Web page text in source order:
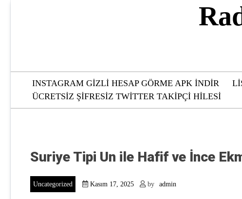
INSTAGRAM GIZLI HESAP GÖRME APK İNDIR
ÜCRETSIZ ŞIFRESIZ TWITTER TAKIPÇI HILESI
Suriye Tipi Un ile Hafif ve İnce
Uncategorized Kasım 17, 2025 by admin